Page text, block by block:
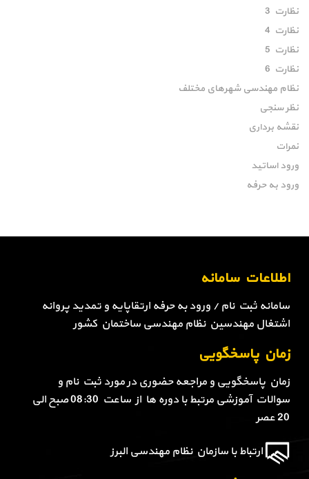
نظارت 3
نظارت 4
نظارت 5
نظارت 6
نظام مهندسی شهرهای مختلف
نظر سنجی
نقشه برداری
نمرات
ورود اساتید
ورود به حرفه
اطلاعات سامانه
سامانه ثبت نام / ورود به حرفه ارتقاپایه و تمدید پروانه
اشتغال مهندسین نظام مهندسی ساختمان کشور
زمان پاسخگویی
زمان پاسخگویی و مراجعه حضوری در مورد ثبت نام و
سوالات آموزشی مرتبط با دوره ها از ساعت 08:30 صبح الی
20 عصر
ارتباط با سازمان نظام مهندسی البرز